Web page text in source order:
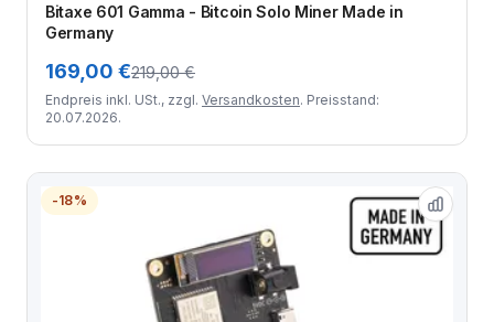
Bitaxe 601 Gamma - Bitcoin Solo Miner Made in
Germany
169,00 €219,00 €
Endpreis inkl. USt., zzgl. Versandkosten. Preisstand:
20.07.2026.
-18%